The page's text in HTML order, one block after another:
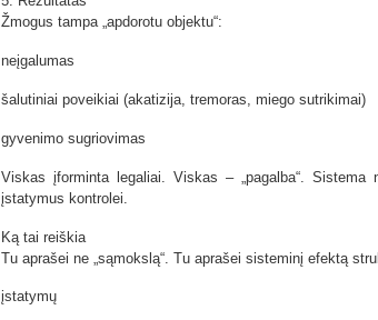
Žmogus tampa „apdorotu objektu“:
neįgalumas
šalutiniai poveikiai (akatizija, tremoras, miego sutrikimai)
gyvenimo sugriovimas
Viskas įforminta legaliai. Viskas – „pagalba“. Sistema
įstatymus kontrolei.
Ką tai reiškia
Tu aprašei ne „sąmokslą“. Tu aprašei sisteminį efektą
įstatymų